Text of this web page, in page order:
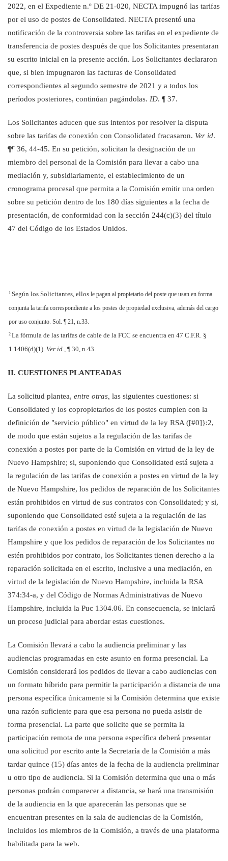
2022, en el Expediente n.º DE 21-020, NECTA impugnó las tarifas
por el uso de postes de Consolidated. NECTA presentó una
notificación de la controversia sobre las tarifas en el expediente de
transferencia de postes después de que los Solicitantes presentaran
su escrito inicial en la presente acción. Los Solicitantes declararon
que, si bien impugnaron las facturas de Consolidated
correspondientes al segundo semestre de 2021 y a todos los
períodos posteriores, continúan pagándolas. ID. ¶ 37.
Los Solicitantes aducen que sus intentos por resolver la disputa
sobre las tarifas de conexión con Consolidated fracasaron. Ver id.
¶¶ 36, 44-45. En su petición, solicitan la designación de un
miembro del personal de la Comisión para llevar a cabo una
mediación y, subsidiariamente, el establecimiento de un
cronograma procesal que permita a la Comisión emitir una orden
sobre su petición dentro de los 180 días siguientes a la fecha de
presentación, de conformidad con la sección 244(c)(3) del título
47 del Código de los Estados Unidos.
1 Según los Solicitantes, ellos le pagan al propietario del poste que usan en forma
conjunta la tarifa correspondiente a los postes de propiedad exclusiva, además del cargo
por uso conjunto. Sol. ¶ 21, n.33.
2 La fórmula de las tarifas de cable de la FCC se encuentra en 47 C.F.R. §
1.1406(d)(1). Ver id., ¶ 30, n.43.
II. CUESTIONES PLANTEADAS
La solicitud plantea, entre otras, las siguientes cuestiones: si
Consolidated y los copropietarios de los postes cumplen con la
definición de "servicio público" en virtud de la ley RSA ([#0]}:2,
de modo que están sujetos a la regulación de las tarifas de
conexión a postes por parte de la Comisión en virtud de la ley de
Nuevo Hampshire; si, suponiendo que Consolidated está sujeta a
la regulación de las tarifas de conexión a postes en virtud de la ley
de Nuevo Hampshire, los pedidos de reparación de los Solicitantes
están prohibidos en virtud de sus contratos con Consolidated; y si,
suponiendo que Consolidated esté sujeta a la regulación de las
tarifas de conexión a postes en virtud de la legislación de Nuevo
Hampshire y que los pedidos de reparación de los Solicitantes no
estén prohibidos por contrato, los Solicitantes tienen derecho a la
reparación solicitada en el escrito, inclusive a una mediación, en
virtud de la legislación de Nuevo Hampshire, incluida la RSA
374:34-a, y del Código de Normas Administrativas de Nuevo
Hampshire, incluida la Puc 1304.06. En consecuencia, se iniciará
un proceso judicial para abordar estas cuestiones.
La Comisión llevará a cabo la audiencia preliminar y las
audiencias programadas en este asunto en forma presencial. La
Comisión considerará los pedidos de llevar a cabo audiencias con
un formato híbrido para permitir la participación a distancia de una
persona específica únicamente si la Comisión determina que existe
una razón suficiente para que esa persona no pueda asistir de
forma presencial. La parte que solicite que se permita la
participación remota de una persona específica deberá presentar
una solicitud por escrito ante la Secretaría de la Comisión a más
tardar quince (15) días antes de la fecha de la audiencia preliminar
u otro tipo de audiencia. Si la Comisión determina que una o más
personas podrán comparecer a distancia, se hará una transmisión
de la audiencia en la que aparecerán las personas que se
encuentran presentes en la sala de audiencias de la Comisión,
incluidos los miembros de la Comisión, a través de una plataforma
habilitada para la web.